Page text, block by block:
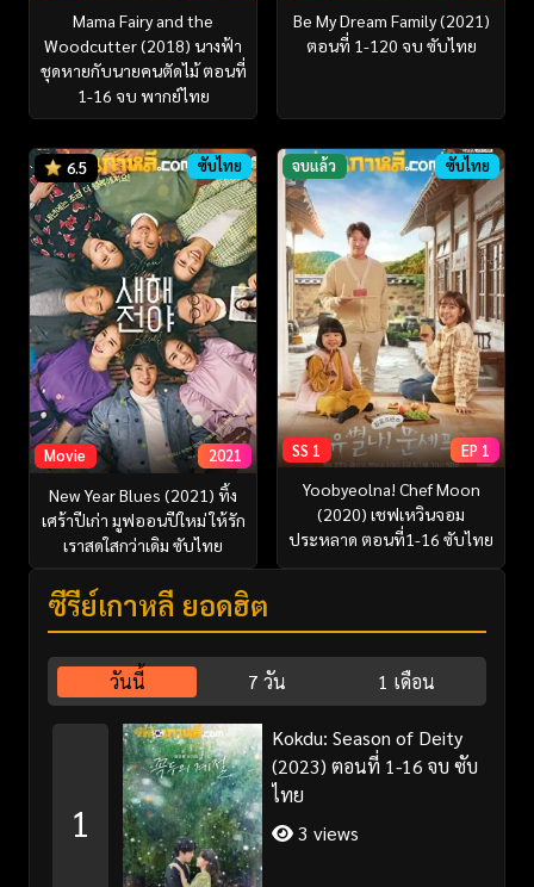
Mama Fairy and the
Woodcutter (2018) นางฟ้า
ชุดหายกับนายคนตัดไม้ ตอนที่
1-16 จบ พากย์ไทย
Be My Dream Family (2021)
ตอนที่ 1-120 จบ ซับไทย
6.5 ซับไทย
Movie 2021
New Year Blues (2021) ทิ้ง
เศร้าปีเก่า มูฟออนปีใหม่ ให้รัก
เราสดใสกว่าเดิม ซับไทย
จบแล้ว ซับไทย
SS 1 EP 1
Yoobyeolna! Chef Moon
(2020) เชฟเหวินจอม
ประหลาด ตอนที่1-16 ซับไทย
ซีรี่ย์เกาหลี ยอดฮิต
วันนี้ 7 วัน 1 เดือน
1
Kokdu: Season of Deity
(2023) ตอนที่ 1-16 จบ ซับ
ไทย
3 views